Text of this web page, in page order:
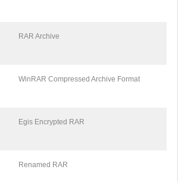
RAR Archive
WinRAR Compressed Archive Format
Egis Encrypted RAR
Renamed RAR